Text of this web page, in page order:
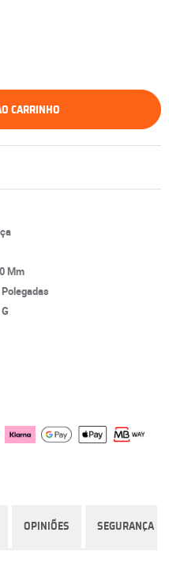
CARRINHO
Mm
Polegadas
OPINIÕES SEGURANÇA